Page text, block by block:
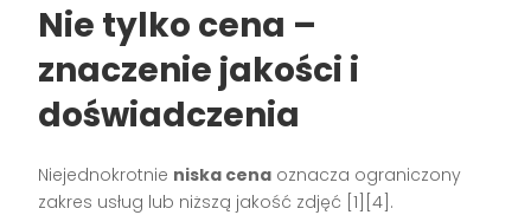
Nie tylko cena –
znaczenie jakości i
doświadczenia
Niejednokrotnie niska cena oznacza ograniczony
zakres usług lub niższą jakość zdjęć [1][4] .